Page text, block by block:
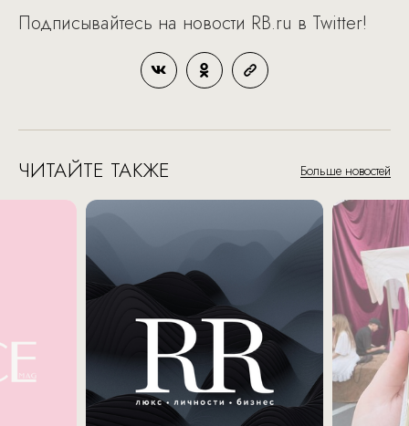
Подписывайтесь на новости RB.ru в Twitter!
ЧИТАЙТЕ ТАКЖЕ Больше новостей